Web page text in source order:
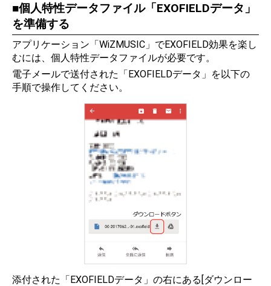
個人特性データファイル「EXOFIELDデータ」
を準備する
アプリケーション「WiZMUSIC」でEXOFIELD効果を楽し
むには、個人特性データファイルが必要です。
電子メールで送付された「EXOFIELDデータ」を以下の
手順で操作してください。
添付された「EXOFIELDデータ」の右にある[ダウンロー